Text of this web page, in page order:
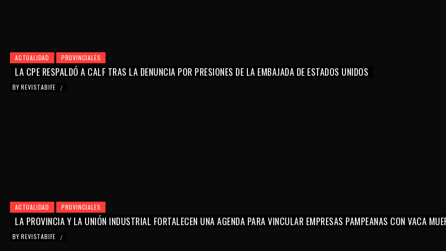
ACTUALIDAD PROVINCIALES
LA CPE RESPALDÓ A CALF TRAS LA DENUNCIA POR PRESIONES DE LA EMBAJADA DE ESTADOS UNIDOS
BY REVISTABIFE /
ACTUALIDAD PROVINCIALES
LA PROVINCIA Y LA UNIÓN INDUSTRIAL FORTALECEN UNA AGENDA PARA VINCULAR EMPRESAS PAMPEANAS CON VACA
BY REVISTABIFE /